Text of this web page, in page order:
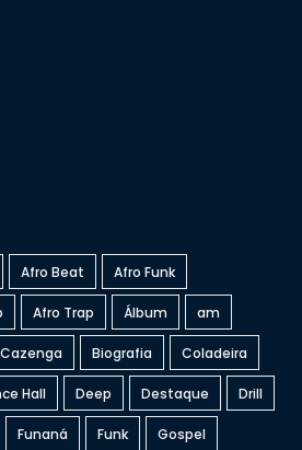
Afro Beat Afro Funk
Afro Trap Álbum am
Biografia Coladeira
Hall Deep Destaque Drill
Funaná Funk Gospel